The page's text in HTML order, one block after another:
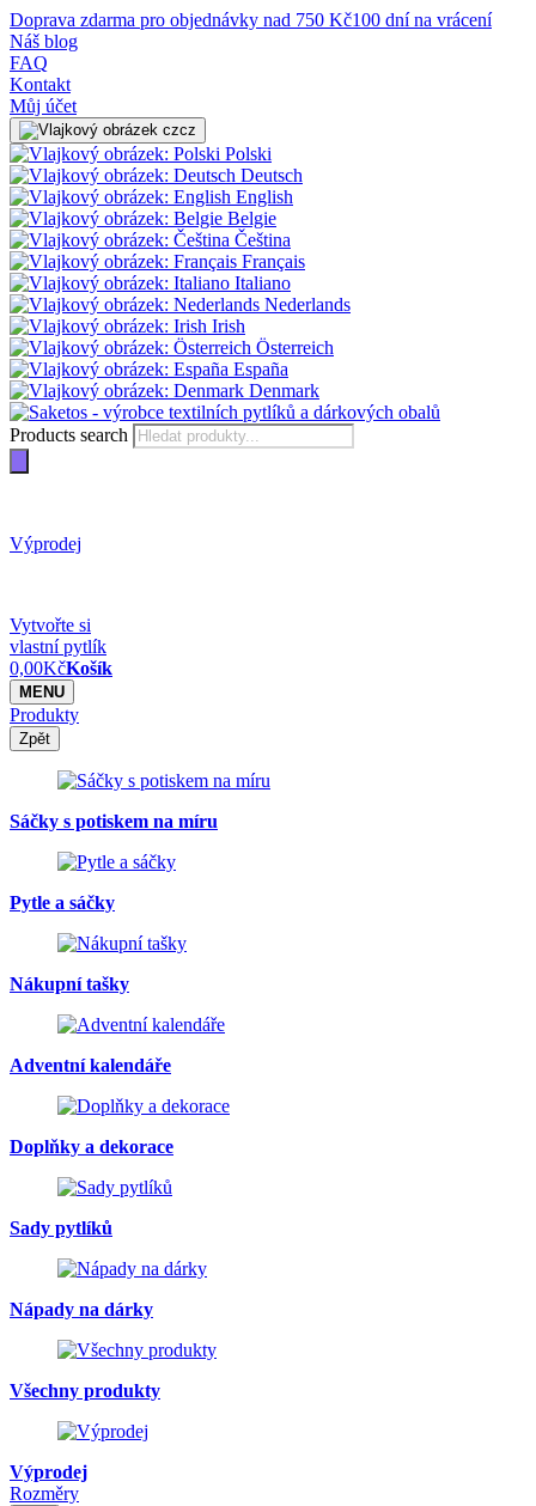
Doprava zdarma pro objednávky nad 750 Kč100 dní na vrácení
Náš blog
FAQ
Kontakt
Můj účet
cz
Polski
Deutsch
English
Belgie
Čeština
Français
Italiano
Nederlands
Irish
Österreich
España
Denmark
Products search
Výprodej
Vytvořte si
vlastní pytlík
0,00KčKošík
MENU
Produkty
Zpět
Sáčky s potiskem na míru
Pytle a sáčky
Nákupní tašky
Adventní kalendáře
Doplňky a dekorace
Sady pytlíků
Nápady na dárky
Všechny produkty
Výprodej
Rozměry